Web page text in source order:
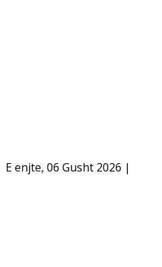
E enjte, 06 Gusht 2026 |